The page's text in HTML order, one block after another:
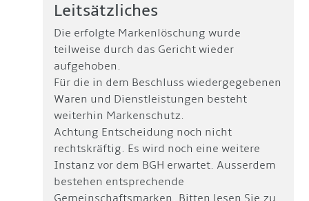
Leitsätzliches
Die erfolgte Markenlöschung wurde
teilweise durch das Gericht wieder
aufgehoben.
Für die in dem Beschluss wiedergegebenen
Waren und Dienstleistungen besteht
weiterhin Markenschutz.
Achtung Entscheidung noch nicht
rechtskräftig. Es wird noch eine weitere
Instanz vor dem BGH erwartet. Ausserdem
bestehen entsprechende
Gemeinschaftsmarken. Bitten lesen Sie zu